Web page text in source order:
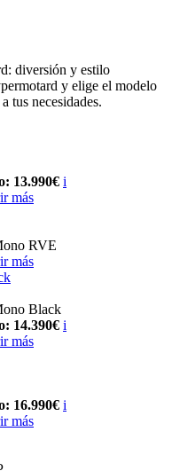
diversión y estilo
y elige el modelo
tus necesidades.
13.990€ i
más
RVE
más
Black
14.390€ i
más
16.990€ i
más